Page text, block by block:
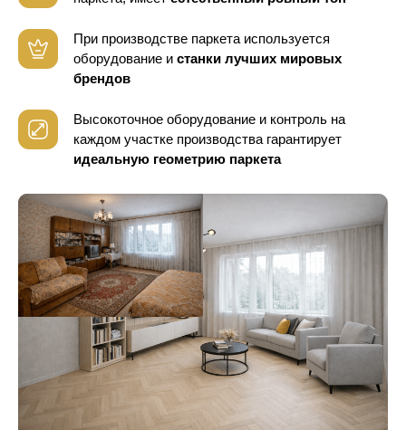
При производстве паркета используется
оборудование и станки лучших мировых
брендов
Высокоточное оборудование и контроль на
каждом участке производства гарантирует
идеальную геометрию паркета